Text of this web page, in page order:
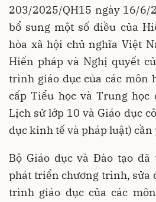
203/2025/QH15 ngày 16/6/
bổ sung một số điều của
hòa xã hội chủ nghĩa Việt
Hiến pháp và Nghị quyết
trình giáo dục của các môn
cấp Tiểu học và Trung
Lịch sử lớp 10 và Giáo dục
dục kinh tế và pháp luật)
Bộ Giáo dục và Đào tạo
phát triển chương trình, sửa
trình giáo dục của các